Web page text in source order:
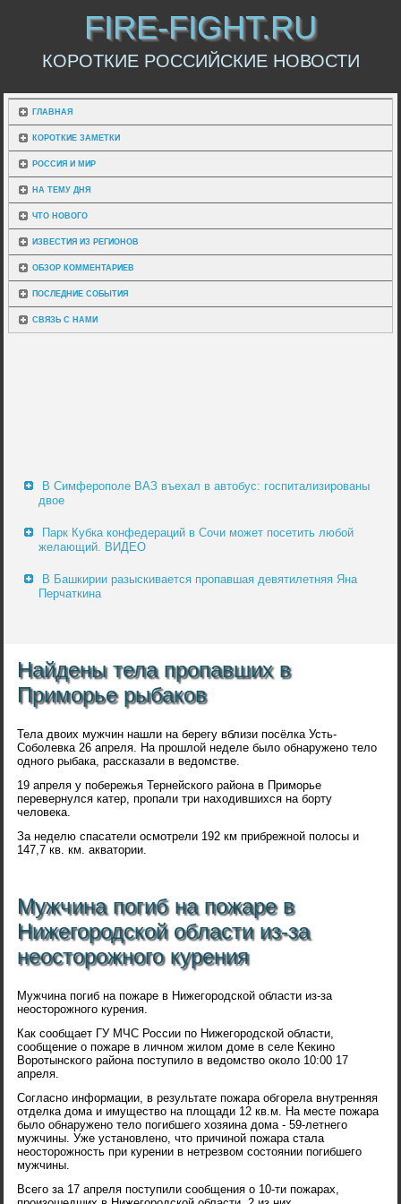
FIRE-FIGHT.RU
КОРОТКИЕ РОССИЙСКИЕ НОВОСТИ
ГЛАВНАЯ
КОРОТКИЕ ЗАМЕТКИ
РОССИЯ И МИР
НА ТЕМУ ДНЯ
ЧТО НОВОГО
ИЗВЕСТИЯ ИЗ РЕГИОНОВ
ОБЗОР КОММЕНТАРИЕВ
ПОСЛЕДНИЕ СОБЫТИЯ
СВЯЗЬ С НАМИ
В Симферополе ВАЗ въехал в автобус: госпитализированы
двое
Парк Кубка конфедераций в Сочи может посетить любой
желающий. ВИДЕО
В Башкирии разыскивается пропавшая девятилетняя Яна
Перчаткина
Найдены тела пропавших в
Приморье рыбаков
Тела двоих мужчин нашли на берегу вблизи посёлка Усть-
Соболевка 26 апреля. На прошлой неделе было обнаружено тело
одного рыбака, рассказали в ведомстве.
19 апреля у побережья Тернейского района в Приморье
перевернулся катер, пропали три находившихся на борту
человека.
За неделю спасатели осмотрели 192 км прибрежной полосы и
147,7 кв. км. акватории.
Мужчина погиб на пожаре в
Нижегородской области из-за
неосторожного курения
Мужчина погиб на пожаре в Нижегородской области из-за
неосторожного курения.
Как сообщает ГУ МЧС России по Нижегородской области,
сообщение о пожаре в личном жилом доме в селе Кекино
Воротынского района поступило в ведомство около 10:00 17
апреля.
Согласно информации, в результате пожара обгорела внутренняя
отделка дома и имущество на площади 12 кв.м. На месте пожара
было обнаружено тело погибшего хозяина дома - 59-летнего
мужчины. Уже установлено, что причиной пожара стала
неосторожность при курении в нетрезвом состоянии погибшего
мужчины.
Всего за 17 апреля поступили сообщения о 10-ти пожарах,